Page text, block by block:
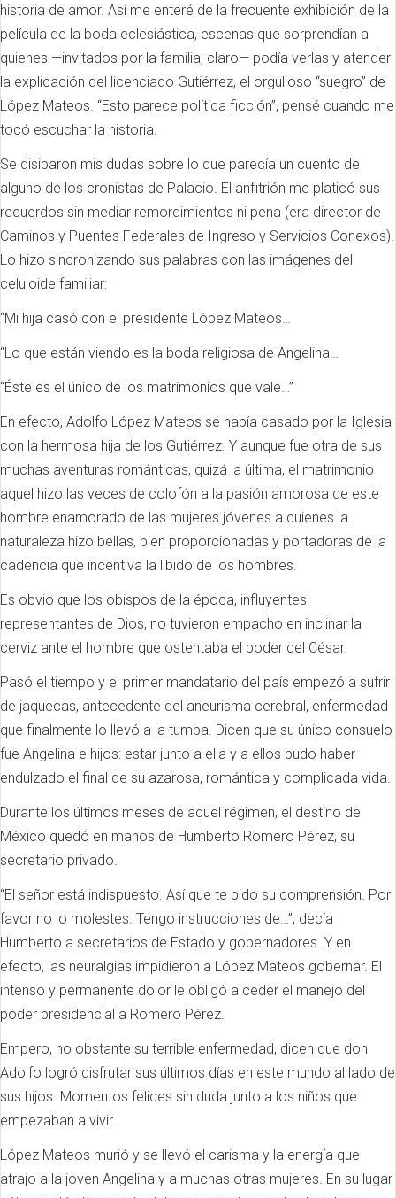
historia de amor. Así me enteré de la frecuente exhibición de la
película de la boda eclesiástica, escenas que sorprendían a
quienes —invitados por la familia, claro— podía verlas y atender
la explicación del licenciado Gutiérrez, el orgulloso “suegro” de
López Mateos. “Esto parece política ficción”, pensé cuando me
tocó escuchar la historia.
Se disiparon mis dudas sobre lo que parecía un cuento de
alguno de los cronistas de Palacio. El anfitrión me platicó sus
recuerdos sin mediar remordimientos ni pena (era director de
Caminos y Puentes Federales de Ingreso y Servicios Conexos).
Lo hizo sincronizando sus palabras con las imágenes del
celuloide familiar:
“Mi hija casó con el presidente López Mateos…
“Lo que están viendo es la boda religiosa de Angelina…
“Éste es el único de los matrimonios que vale…”
En efecto, Adolfo López Mateos se había casado por la Iglesia
con la hermosa hija de los Gutiérrez. Y aunque fue otra de sus
muchas aventuras románticas, quizá la última, el matrimonio
aquel hizo las veces de colofón a la pasión amorosa de este
hombre enamorado de las mujeres jóvenes a quienes la
naturaleza hizo bellas, bien proporcionadas y portadoras de la
cadencia que incentiva la libido de los hombres.
Es obvio que los obispos de la época, influyentes
representantes de Dios, no tuvieron empacho en inclinar la
cerviz ante el hombre que ostentaba el poder del César.
Pasó el tiempo y el primer mandatario del país empezó a sufrir
de jaquecas, antecedente del aneurisma cerebral, enfermedad
que finalmente lo llevó a la tumba. Dicen que su único consuelo
fue Angelina e hijos: estar junto a ella y a ellos pudo haber
endulzado el final de su azarosa, romántica y complicada vida.
Durante los últimos meses de aquel régimen, el destino de
México quedó en manos de Humberto Romero Pérez, su
secretario privado.
“El señor está indispuesto. Así que te pido su comprensión. Por
favor no lo molestes. Tengo instrucciones de…”, decía
Humberto a secretarios de Estado y gobernadores. Y en
efecto, las neuralgias impidieron a López Mateos gobernar. El
intenso y permanente dolor le obligó a ceder el manejo del
poder presidencial a Romero Pérez.
Empero, no obstante su terrible enfermedad, dicen que don
Adolfo logró disfrutar sus últimos días en este mundo al lado de
sus hijos. Momentos felices sin duda junto a los niños que
empezaban a vivir.
López Mateos murió y se llevó el carisma y la energía que
atrajo a la joven Angelina y a muchas otras mujeres. En su lugar